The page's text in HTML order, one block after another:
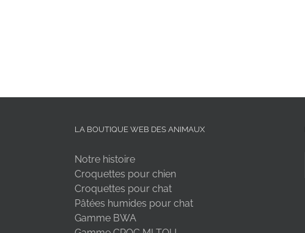
LA BOUTIQUE WEB DES ANIMAUX
Notre histoire
Croquettes pour chien
Croquettes pour chat
Pâtées humides pour chat
Gamme BWA